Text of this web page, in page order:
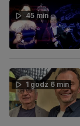
45 min
1 godz 6 min